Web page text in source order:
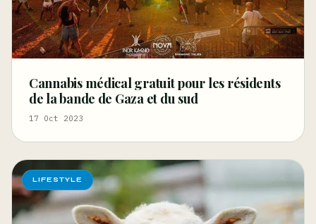
Cannabis médical gratuit pour les résidents
de la bande de Gaza et du sud
17 Oct 2023
LIFESTYLE